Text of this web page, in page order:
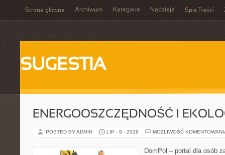
Strona główna Archiwum Kategorie Nadzieja Spis Treści
SUGESTIA
ENERGOOSZCZĘDNOŚĆ I
POSTED BY ADMIN LIP - 9 - 2026 MOŻLIWOŚĆ
DomPol – portal dla osób